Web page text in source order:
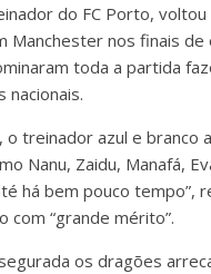
do FC Porto,
Manchester nos finais
toda a partida
nacionais.
treinador azul e branco
Nanu, Zaidu, Manafá,
há bem pouco tempo”,
com “grande mérito”.
os dragões